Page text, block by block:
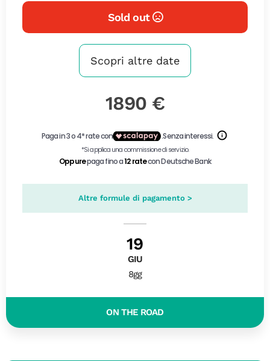
Sold out
Scopri altre date
1890 €
Altre formule di pagamento >
19
GIU
8gg
ON THE ROAD